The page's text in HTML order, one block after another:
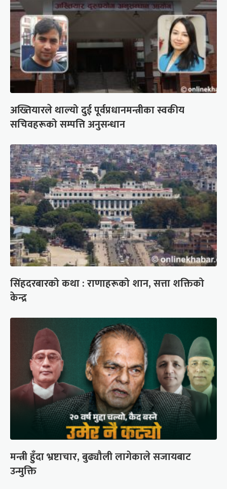
अख्तियारले थाल्यो दुई पूर्वप्रधानमन्त्रीका स्वकीय
सचिवहरूको सम्पत्ति अनुसन्धान
सिंहदरबारको कथा : राणाहरूको शान, सत्ता शक्तिको
केन्द्र
मन्त्री हुँदा भ्रष्टाचार, बुढ्यौली लागेकाले सजायबाट
उन्मुक्ति